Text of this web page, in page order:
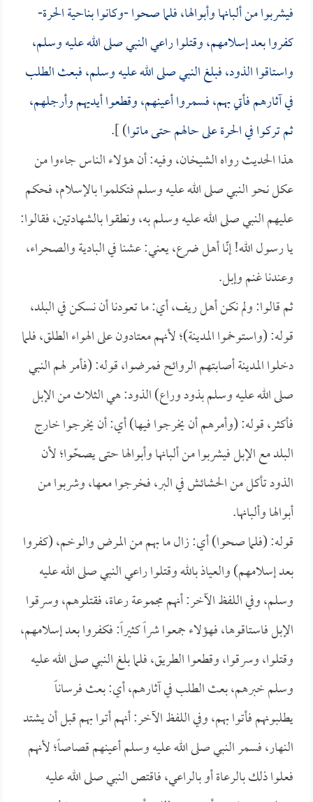
فيشربوا من ألبانها وأبوالها، فلما صحوا -وكانوا بناحية الحرة-
كفروا بعد إسلامهم، وقتلوا راعي النبي صلى الله عليه وسلم،
واستاقوا الذود، فبلغ النبي صلى الله عليه وسلم، فبعث الطلب
في آثارهم فأتي بهم، فسمروا أعينهم، وقطعوا أيديهم وأرجلهم،
ثم تركوا في الحرة على حالهم حتى ماتوا) ].
هذا الحديث رواه الشيخان، وفيه: أن هؤلاء الناس جاءوا من
عكل نحو النبي صلى الله عليه وسلم فتكلموا بالإسلام، فحكم
عليهم النبي صلى الله عليه وسلم به، ونطقوا بالشهادتين، فقالوا:
يا رسول الله! إنّا أهل ضرع، يعني: عشنا في البادية والصحراء،
وعندنا غنم وإبل.
ثم قالوا: ولم نكن أهل ريف، أي: ما تعودنا أن نسكن في البلد،
قوله: (واستوخموا المدينة)؛ لأنهم معتادون على الهواء الطلق، فلما
دخلوا المدينة أصابتهم الروائح فمرضوا، قوله: (فأمر لهم النبي
صلى الله عليه وسلم بذود وراع) الذود: هي الثلاث من الإبل
فأكثر، قوله: (وأمرهم أن يخرجوا فيها) أي: أن يخرجوا خارج
البلد مع الإبل فيشربوا من ألبانها وأبوالها حتى يصحّوا؛ لأن
الذود تأكل من الحشائش في البر، فخرجوا معها، وشربوا من
أبوالها وألبانها.
قوله: (فلما صحوا) أي: زال ما بهم من المرض والوخم، (كفروا
بعد إسلامهم) والعياذ بالله وقتلوا راعي النبي صلى الله عليه
وسلم، وفي اللفظ الآخر: أنهم مجموعة رعاة، فقتلوهم، وسرقوا
الإبل فاستاقوها، فهؤلاء جمعوا شراً كثيراً: فكفروا بعد إسلامهم،
وقتلوا، وسرقوا، وقطعوا الطريق، فلما بلغ النبي صلى الله عليه
وسلم خبرهم، بعث الطلب في آثارهم، أي: بعث فرساناً
يطلبونهم فأتوا بهم، وفي اللفظ الآخر: أنهم أتوا بهم قبل أن يشتد
النهار، فسمر النبي صلى الله عليه وسلم أعينهم قصاصاً؛ لأنهم
فعلوا ذلك بالرعاة أو بالراعي، فاقتص النبي صلى الله عليه